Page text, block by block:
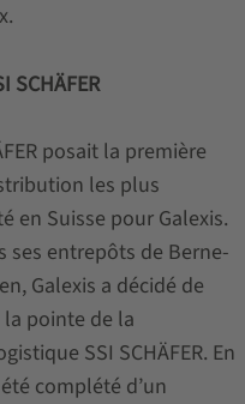
SCHÄFER
posait la première
les plus
en Suisse pour Galexis.
ses entrepôts de Berne-
Galexis a décidé de
pointe de la
SSI SCHÄFER. En
complété d’un